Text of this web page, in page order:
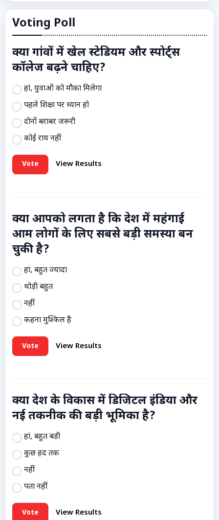
Voting Poll
क्या गांवों में खेल स्टेडियम और स्पोर्ट्स
कॉलेज बढ़ने चाहिए?
हां, युवाओं को मौका मिलेगा
पहले शिक्षा पर ध्यान हो
दोनों बराबर जरूरी
कोई राय नहीं
Vote View Results
क्या आपको लगता है कि देश में महंगाई
आम लोगों के लिए सबसे बड़ी समस्या बन
चुकी है?
हां, बहुत ज्यादा
थोड़ी बहुत
नहीं
कहना मुश्किल है
Vote View Results
क्या देश के विकास में डिजिटल इंडिया और
नई तकनीक की बड़ी भूमिका है?
हां, बहुत बड़ी
कुछ हद तक
नहीं
पता नहीं
Vote View Results